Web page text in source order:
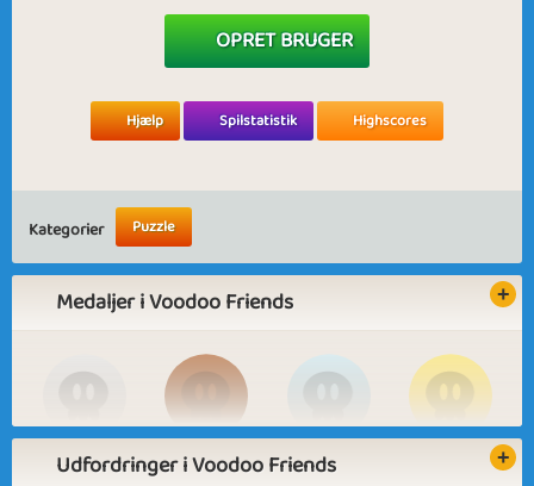
OPRET BRUGER
Hjælp Spilstatistik Highscores
Kategorier Puzzle
Medaljer i Voodoo Friends
Udfordringer i Voodoo Friends